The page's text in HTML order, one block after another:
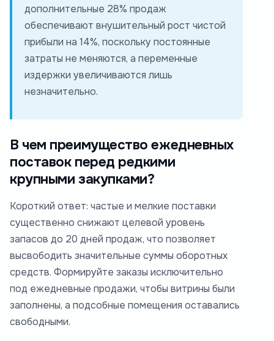
дополнительные 28% продаж
обеспечивают внушительный рост чистой
прибыли на 14%, поскольку постоянные
затраты не меняются, а переменные
издержки увеличиваются лишь
незначительно.
В чем преимущество ежедневных
поставок перед редкими
крупными закупками?
Короткий ответ: частые и мелкие поставки
существенно снижают целевой уровень
запасов до 20 дней продаж, что позволяет
высвободить значительные суммы оборотных
средств. Формируйте заказы исключительно
под ежедневные продажи, чтобы витрины были
заполнены, а подсобные помещения оставались
свободными.